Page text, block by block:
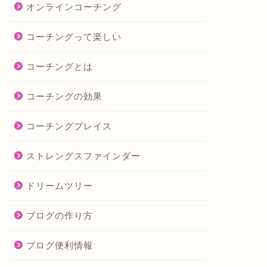
オンラインコーチング
コーチングって楽しい
コーチングとは
コーチングの効果
コーチングプレイス
ストレングスファインダー
ドリームツリー
ブログの作り方
ブログ便利情報